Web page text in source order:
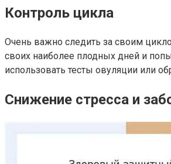
Контроль цикла
Очень важно следить за своим
своих наиболее плодных дней и
использовать тесты овуляции или
Снижение стресса и